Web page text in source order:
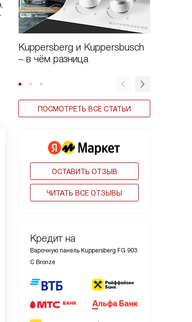
Kuppersberg и Kuppersbusch
– в чём разница
ПОСМОТРЕТЬ ВСЕ СТАТЬИ
ОСТАВИТЬ ОТЗЫВ
ЧИТАТЬ ВСЕ ОТЗЫВЫ
Кредит на
Варочную панель Kuppersberg FG 903
C Bronze